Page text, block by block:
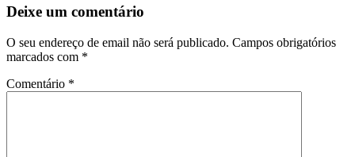
Deixe um comentário
O seu endereço de email não será publicado. Campos obrigatórios
marcados com *
Comentário *